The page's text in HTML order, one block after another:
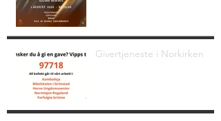
Givertjeneste i Norkirken